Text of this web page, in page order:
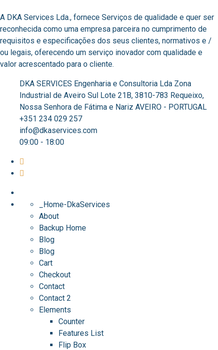
A DKA Services Lda., fornece Serviços de qualidade e quer ser
reconhecida como uma empresa parceira no cumprimento de
requisitos e especificações dos seus clientes, normativos e /
ou legais, oferecendo um serviço inovador com qualidade e
valor acrescentado para o cliente. ​
DKA SERVICES Engenharia e Consultoria Lda Zona
Industrial de Aveiro Sul Lote 21B, 3810-783 Requeixo,
Nossa Senhora de Fátima e Nariz AVEIRO - PORTUGAL
+351 234 029 257
info@dkaservices.com
09:00 - 18:00
_Home-DkaServices
About
Backup Home
Blog
Blog
Cart
Checkout
Contact
Contact 2
Elements
Counter
Features List
Flip Box